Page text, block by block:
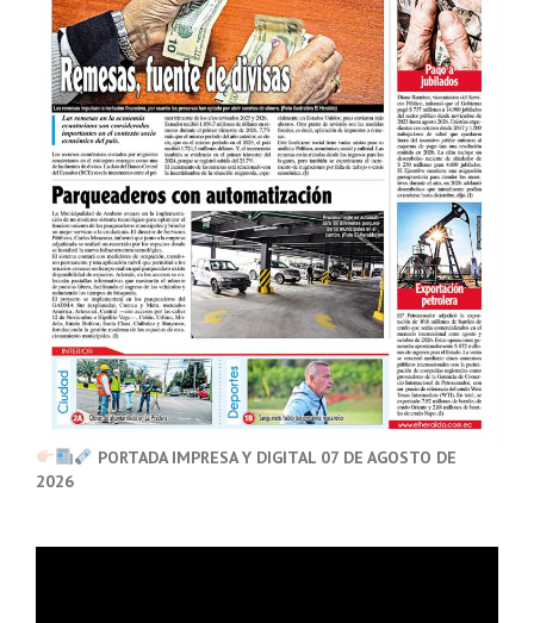
PORTADA IMPRESA Y DIGITAL 07 DE AGOSTO DE
2026